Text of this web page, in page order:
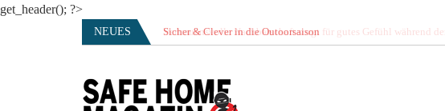
get_header(); ?>
NEUES Sicher & Clever in die Outoorsaison
Vertrauensvolle Nachbarschaft sorgt für gutes Gefühl während
SAFE HOME Magazin
Sicherlich sicher ich